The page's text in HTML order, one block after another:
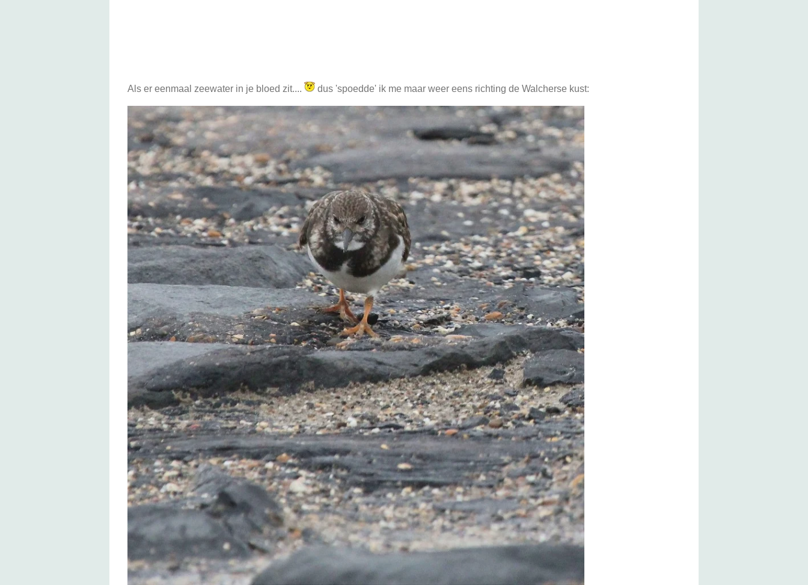
Als er eenmaal zeewater in je bloed zit.... dus 'spoedde' ik me maar weer eens richting de Walcherse kust: